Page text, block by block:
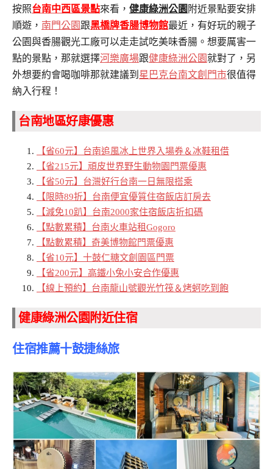
按照台南中西區景點來看， 健康綠洲公園 附近景點要安排
順遊， 南門公園 跟黑橋牌香腸博物館最近，有好玩的親子
公園與香腸觀光工廠可以走走試吃美味香腸。 想要厲害一
點的景點，那就選擇河樂廣場跟健康綠洲公園就對了，另
外想要約會喝咖啡那就建議到 星巴克台南文創門市很值得
納入行程！
台南地區好康優惠
【省60元】台南追風冰上世界入場券＆冰鞋租借
【省215元】頑皮世界野生動物園門票優惠
【省50元】台灣好行台南一日無限搭乘
【限時89折】台南便宜優質住宿飯店訂房去
【減免10趴】台南2000家住宿飯店折扣碼
【點數累積】台南火車站租Gogoro
【點數累積】奇美博物館門票優惠
【省10元】 十鼓仁糖文創園區門票
【省200元】高鐵小兔小安合作優惠
【線上預約】台南龍山號觀光竹筏＆烤蚵吃到飽
健康綠洲公園附近住宿
住宿推薦十鼓捷絲旅